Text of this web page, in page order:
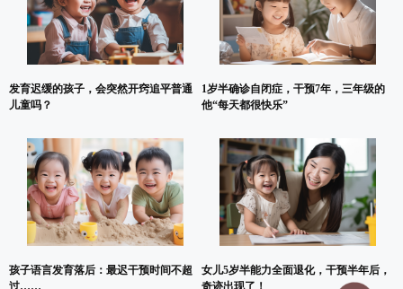
发育迟缓的孩子，会突然开窍追平普通
儿童吗？
1岁半确诊自闭症，干预7年，三年级的
他“每天都很快乐”
孩子语言发育落后：最迟干预时间不超
女儿5岁半能力全面退化，干预半年后，